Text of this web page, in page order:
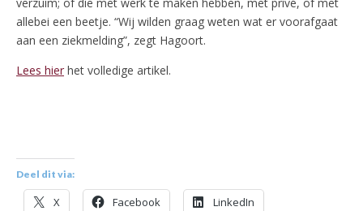
allebei een beetje. “Wij wilden graag weten wat er voorafgaat
aan een ziekmelding”, zegt Hagoort.
Lees hier het volledige artikel.
Deel dit via:
X Facebook LinkedIn